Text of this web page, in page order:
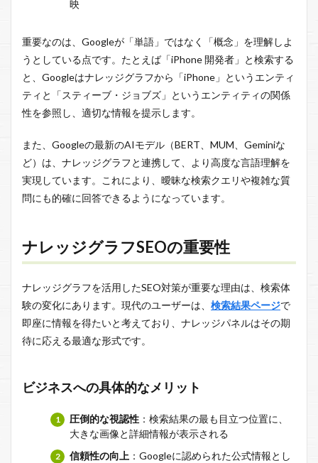
映
重要なのは、Googleが「単語」ではなく「概念」を理解しよ
うとしている点です。たとえば「iPhone 開発者」と検索する
と、Googleはナレッジグラフから「iPhone」というエンティ
ティと「スティーブ・ジョブズ」というエンティティの関係
性を参照し、適切な情報を提示します。
また、Googleの最新のAIモデル（BERT、MUM、Geminiな
ど）は、ナレッジグラフと連携して、より高度な言語理解を
実現しています。これにより、曖昧な検索クエリや複雑な質
問にも的確に回答できるようになっています。
ナレッジグラフSEOの重要性
ナレッジグラフを活用したSEO対策が重要な理由は、検索体
験の変化にあります。現代のユーザーは、 検索結果ページで
即座に情報を得たいと考えており、ナレッジパネルはその期
待に応える最適な形式です。
ビジネスへの具体的なメリット
圧倒的な視認性 ：検索結果の最も目立つ位置に、
大きな画像と詳細情報が表示される
信頼性の向上 ：Googleに認められた公式情報とし